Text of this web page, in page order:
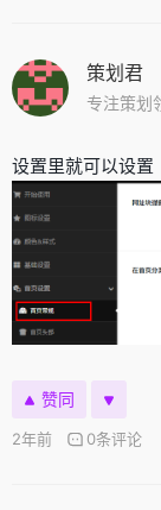
策划君
设置里就可以设置
赞同
2年前 0条评论